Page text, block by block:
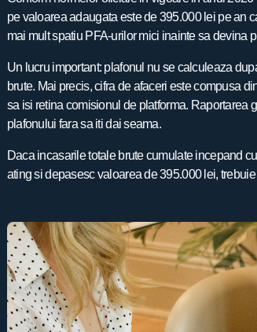
pe valoarea adaugata este de 395.000 lei pe an
mai mult spatiu PFA-urilor mici inainte sa devina
Un lucru important: plafonul nu se calculeaza
brute. Mai precis, cifra de afaceri este compusa
sa isi retina comisionul de platforma. Raportarea
plafonului fara sa iti dai seama.
Daca incasarile totale brute cumulate incepand
ating si depasesc valoarea de 395.000 lei,